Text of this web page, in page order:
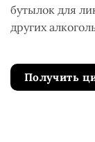
бутылок для
других
Получить